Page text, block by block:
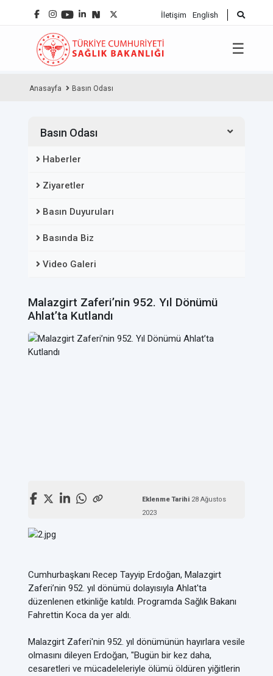
İletişim English
☰
Anasayfa Basın Odası
Basın Odası
Haberler
Ziyaretler
Basın Duyuruları
Basında Biz
Video Galeri
Malazgirt Zaferi’nin 952. Yıl Dönümü
Ahlat’ta Kutlandı
Eklenme Tarihi 28 Ağustos
2023
Cumhurbaşkanı Recep Tayyip Erdoğan, Malazgirt
Zaferi’nin 952. yıl dönümü dolayısıyla Ahlat'ta
düzenlenen etkinliğe katıldı. Programda Sağlık Bakanı
Fahrettin Koca da yer aldı.
Malazgirt Zaferi'nin 952. yıl dönümünün hayırlara vesile
olmasını dileyen Erdoğan, "Bugün bir kez daha,
cesaretleri ve mücadeleleriyle ölümü öldüren yiğitlerin